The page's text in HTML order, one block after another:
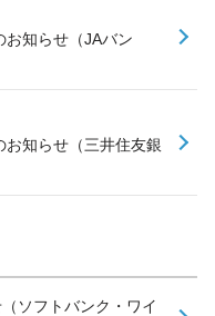
知らせ（JAバン
知らせ（三井住友銀
ソフトバンク・ワイ